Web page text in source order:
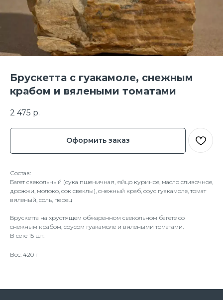
Брускетта с гуакамоле, снежным
крабом и вялеными томатами
2 475 р.
Оформить заказ
Состав:
Багет свекольный (сука пшеничная, яйцо куриное, масло сливочное,
дрожжи, молоко, сок свеклы), снежный краб, соус гуакамоле, томат
вяленый, соль, перец
Брускетта на хрустящем обжаренном свекольном багете со
снежным крабом, соусом гуакамоле и вялеными томатами.
В сете 15 шт.
Вес: 420 г